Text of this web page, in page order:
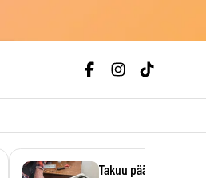
Takuu päättyi,